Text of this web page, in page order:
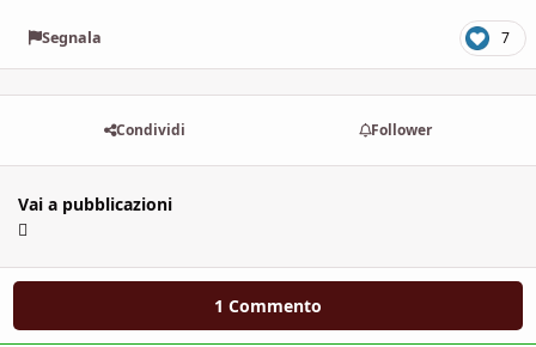
Segnala 7
Condividi Follower
Vai a pubblicazioni
1 Commento